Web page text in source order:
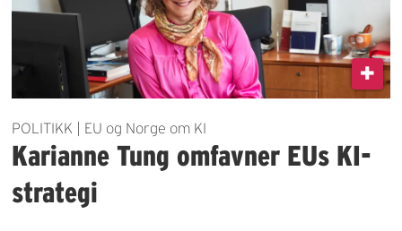
POLITIKK | EU og Norge om KI
Karianne Tung omfavner EUs KI-
strategi